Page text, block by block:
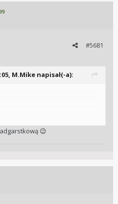
#5681
M.Mike napisał(-a):
coś się dopchać nie
😉